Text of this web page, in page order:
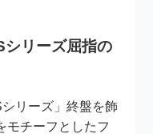
シリーズ屈指の
リーズ」終盤を飾
モチーフとしたフ